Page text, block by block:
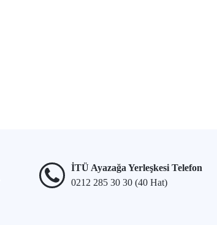
İTÜ Ayazağa Yerleşkesi Telefon
0212 285 30 30 (40 Hat)